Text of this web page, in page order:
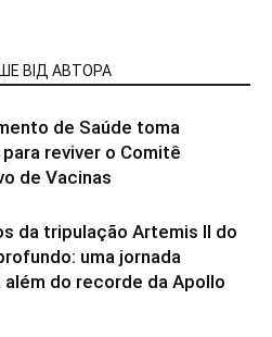
ВІД АВТОРА
de Saúde toma
reviver o Comitê
de Vacinas
da tripulação Artemis II do
uma jornada
do recorde da Apollo